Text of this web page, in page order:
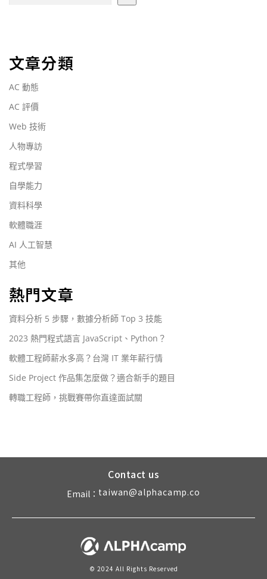
文章分類
AC 動態
AC 評價
Web 技術
人物專訪
程式學習
自學能力
資料科學
軟體職涯
AI 人工智慧
其他
熱門文章
資料分析 5 步驟，數據分析師 Top 3 技能
2023 熱門程式語言 JavaScript、Python？
軟體工程師薪水多高？台灣 IT 業年薪行情
Side Project 作品集怎麼做？適合新手的題目
轉職工程師，挑戰賽帶你直達面試關
Contact us
Email： taiwan@alphacamp.co
© 2024 All Rights Reserved